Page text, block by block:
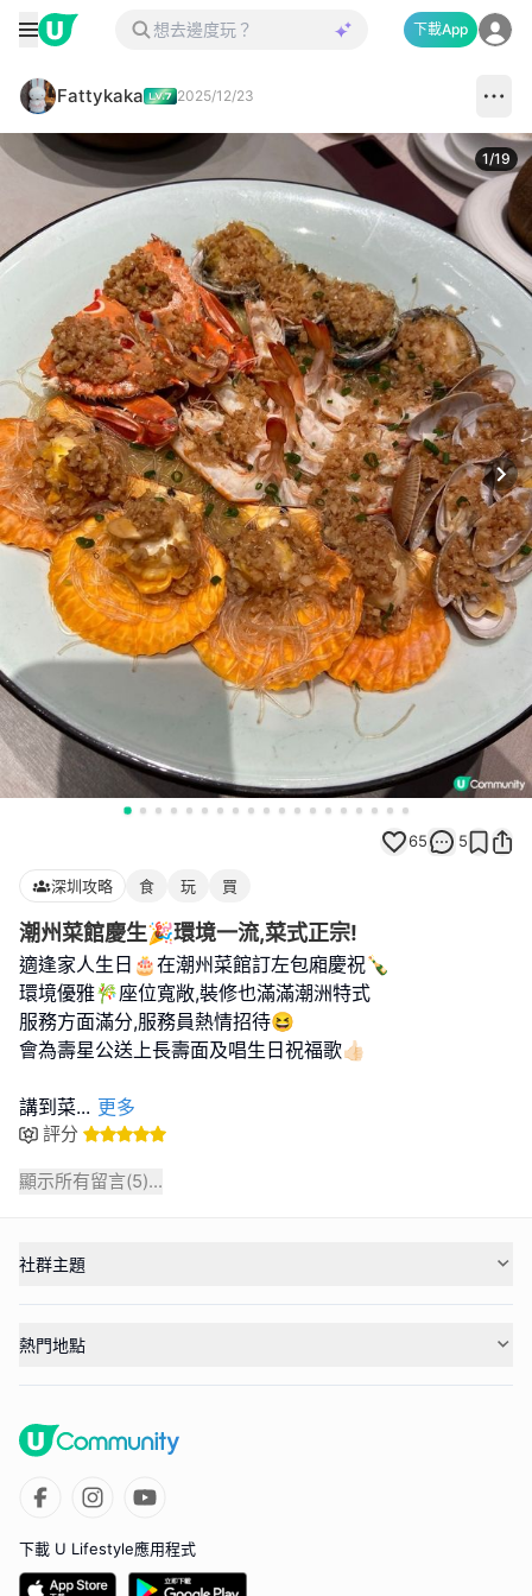
下載App
Fattykaka 2025/12/23
1/19
65 5
深圳攻略 食 玩 買
潮州菜館慶生🎉環境一流,菜式正宗!
適逢家人生日🎂在潮州菜館訂左包廂慶祝🍾
環境優雅🎋座位寬敞,裝修也滿滿潮洲特式
服務方面滿分,服務員熱情招待😆
會為壽星公送上長壽面及唱生日祝福歌👍🏻
講到菜... 更多
評分
顯示所有留言(5)...
社群主題
熱門地點
下載 U Lifestyle應用程式